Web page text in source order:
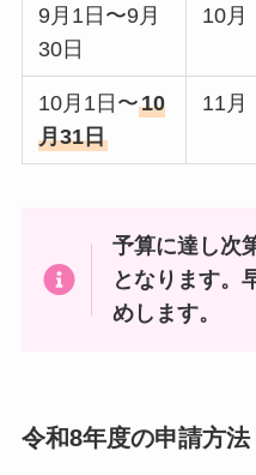
9月1日〜9月
30日
10月
10月1日〜10
月31日
11月
予算に達し次
となります。
めします。
令和8年度の申請方法